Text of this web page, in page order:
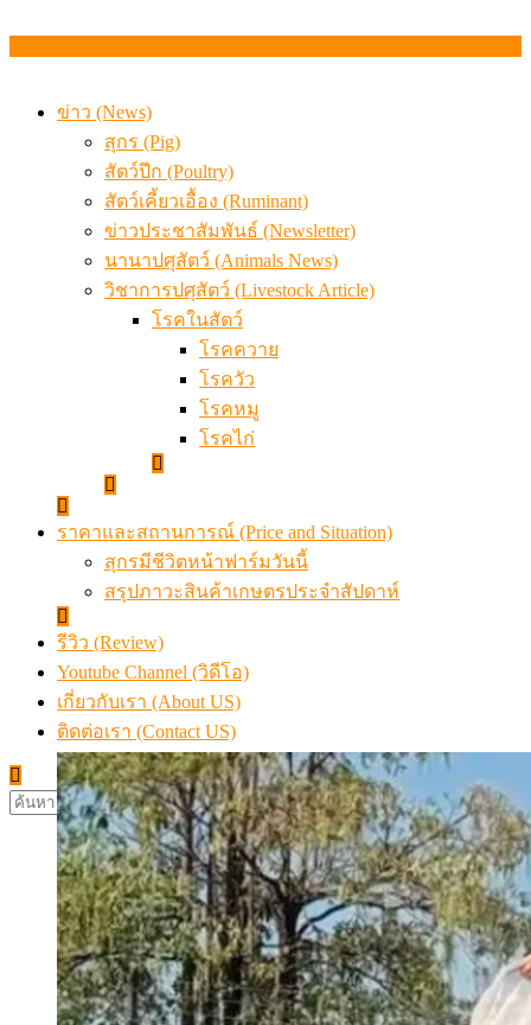
ข่าว (News)
สุกร (Pig)
สัตว์ปีก (Poultry)
สัตว์เคี้ยวเอื้อง (Ruminant)
ข่าวประชาสัมพันธ์ (Newsletter)
นานาปศุสัตว์ (Animals News)
วิชาการปศุสัตว์ (Livestock Article)
โรคในสัตว์
โรคควาย
โรควัว
โรคหมู
โรคไก่
ราคาและสถานการณ์ (Price and Situation)
สุกรมีชีวิตหน้าฟาร์มวันนี้
สรุปภาวะสินค้าเกษตรประจำสัปดาห์
รีวิว (Review)
Youtube Channel (วิดีโอ)
เกี่ยวกับเรา (About US)
ติดต่อเรา (Contact US)
ค้นหา
สำหรับ: